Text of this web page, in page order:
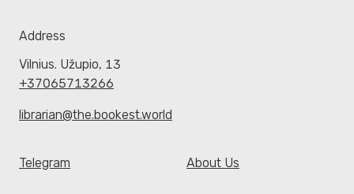
Address
Vilnius. Užupio, 13
+37065713266
librarian@the.bookest.world
Telegram About Us